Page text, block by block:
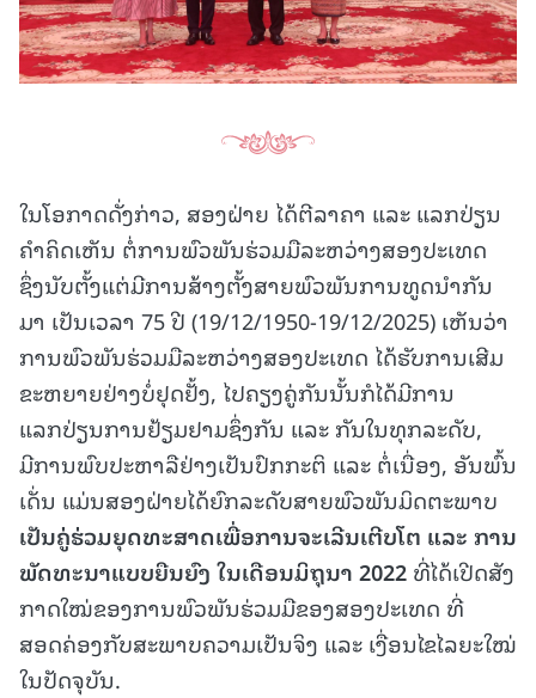
ໃນໂອກາດດັ່ງກ່າວ, ສອງຝ່າຍ ໄດ້ຕີລາຄາ ແລະ ແລກປ່ຽນ
ຄໍາຄິດເຫັນ ຕໍ່ການພົວພັນຮ່ວມມືລະຫວ່າງສອງປະເທດ
ຊຶ່ງນັບຕັ້ງແຕ່ມີການສ້າງຕັ້ງສາຍພົວພັນການທູດນໍາກັນ
ມາ ເປັນເວລາ 75 ປີ (19/12/1950-19/12/2025) ເຫັນວ່າ
ການພົວພັນຮ່ວມມືລະຫວ່າງສອງປະເທດ ໄດ້ຮັບການເສີມ
ຂະຫຍາຍຢ່າງບໍ່ຢຸດຢັ້ງ, ໄປຄຽງຄູ່ກັນນັ້ນກໍໄດ້ມີການ
ແລກປ່ຽນການຢ້ຽມຢາມຊຶ່ງກັນ ແລະ ກັນໃນທຸກລະດັບ,
ມີການພົບປະຫາລືຢ່າງເປັນປົກກະຕິ ແລະ ຕໍ່ເນື່ອງ, ອັນພົ້ນ
ເດັ່ນ ແມ່ນສອງຝ່າຍໄດ້ຍົກລະດັບສາຍພົວພັນມິດຕະພາບ
ເປັນຄູ່ຮ່ວມຍຸດທະສາດເພື່ອການຈະເລີນເຕີບໂຕ ແລະ ການ
ພັດທະນາແບບຍືນຍົງ ໃນເດືອນມິຖຸນາ 2022 ທີ່ໄດ້ເປີດສັງ
ກາດໃໝ່ຂອງການພົວພັນຮ່ວມມືຂອງສອງປະເທດ ທີ່
ສອດຄ່ອງກັບສະພາບຄວາມເປັນຈິງ ແລະ ເງື່ອນໄຂໄລຍະໃໝ່
ໃນປັດຈຸບັນ.